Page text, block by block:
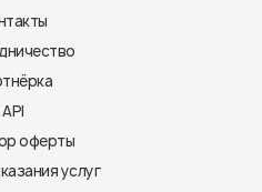
API
оферты
услуг